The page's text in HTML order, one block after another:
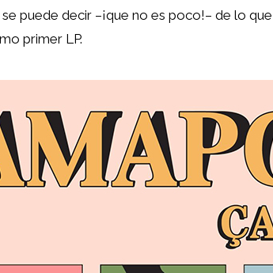
puede decir –¡que no es poco!– de lo
primer LP.